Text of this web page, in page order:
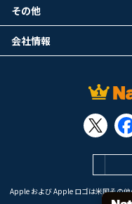
Apple および Apple ロゴは米国その
Apple
その他
会社情報